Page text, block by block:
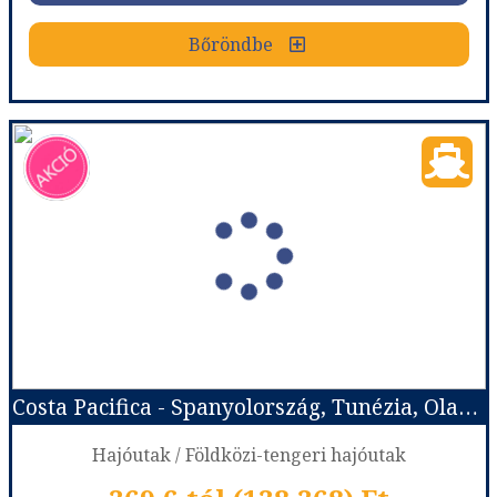
Bőröndbe
Bőröndbe
Costa Fascinosa - Spanyolország, Franciaország, Olaszország
Nyugat-Mediterrán hajóutak
Utazás módja:
Teljes ellátás
Szálláskategória:Hajó kabin
Costa ár, The Interior (I1), 2 felnőtt
Időpont: 2026-10-27 | 3 éj Costa Pacifica - Spanyolország, Tunézia, Olaszország, Franciaország
Hajóutak / Földközi-tengeri hajóutak